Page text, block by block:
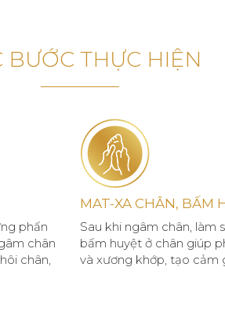
BƯỚC THỰC HIỆN
phấn
chân
chân,
MAT-XA CHÂN, BẤM
Sau khi ngâm chân, làm
bấm huyệt ở chân giúp
và xương khớp, tạo cảm